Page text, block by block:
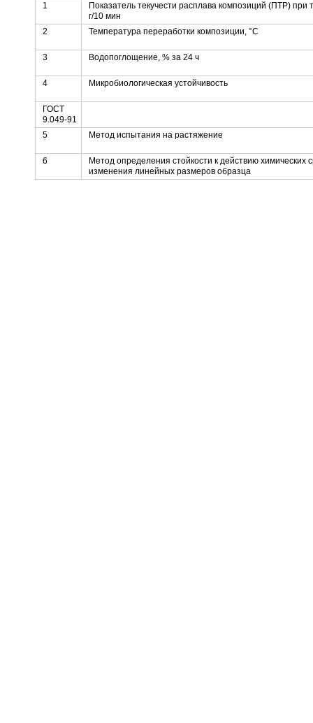
1
Показатель текучести расплава композиций (ПТP) при
г/10 мин
2
Температура переработки композиции, °С
3 Водопоглощение, % за 24 ч
4 Микробиологическая устойчивость
ГОСТ
9.049-91
5
Метод испытания на растяжение
6
Метод определения стойкости к действию химических
изменения линейных размеров образца